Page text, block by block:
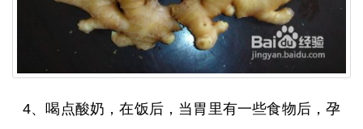
4、喝点酸奶，在饭后，当胃里有一些食物后，孕